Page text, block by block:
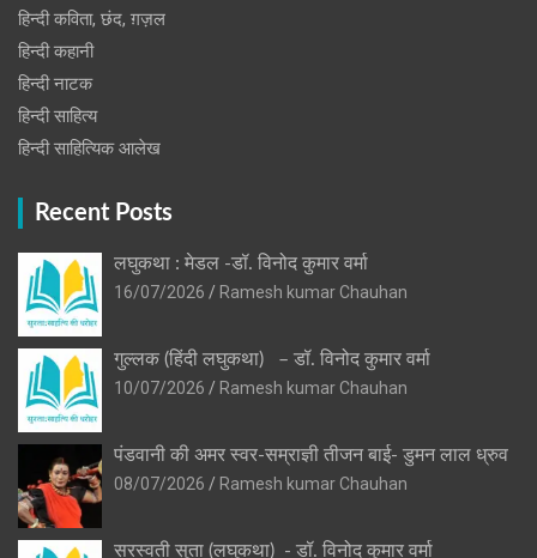
हिन्दी कविता, छंद, ग़ज़ल
हिन्दी कहानी
हिन्‍दी नाटक
हिन्दी साहित्य
हिन्दी साहित्यिक आलेख
Recent Posts
लघुकथा : मेडल -डॉ. विनोद कुमार वर्मा
16/07/2026
Ramesh kumar Chauhan
गुल्लक (हिंदी लघुकथा) – डॉ. विनोद कुमार वर्मा
10/07/2026
Ramesh kumar Chauhan
पंडवानी की अमर स्वर-सम्राज्ञी तीजन बाई- डुमन लाल ध्रुव
08/07/2026
Ramesh kumar Chauhan
सरस्वती सुता (लघुकथा) ​- डॉ. विनोद कुमार वर्मा